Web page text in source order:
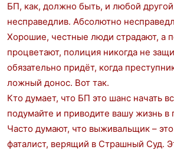
БП, как, должно быть, и любой другой
несправедлив. Абсолютно
Хорошие, честные люди страдают, а
процветают, полиция никогда не
обязательно придёт, когда
ложный донос. Вот так.
Кто думает, что БП это шанс начать
подумайте и приводите вашу жизнь
Часто думают, что выживальщик –
фаталист, верящий в Страшный Суд.